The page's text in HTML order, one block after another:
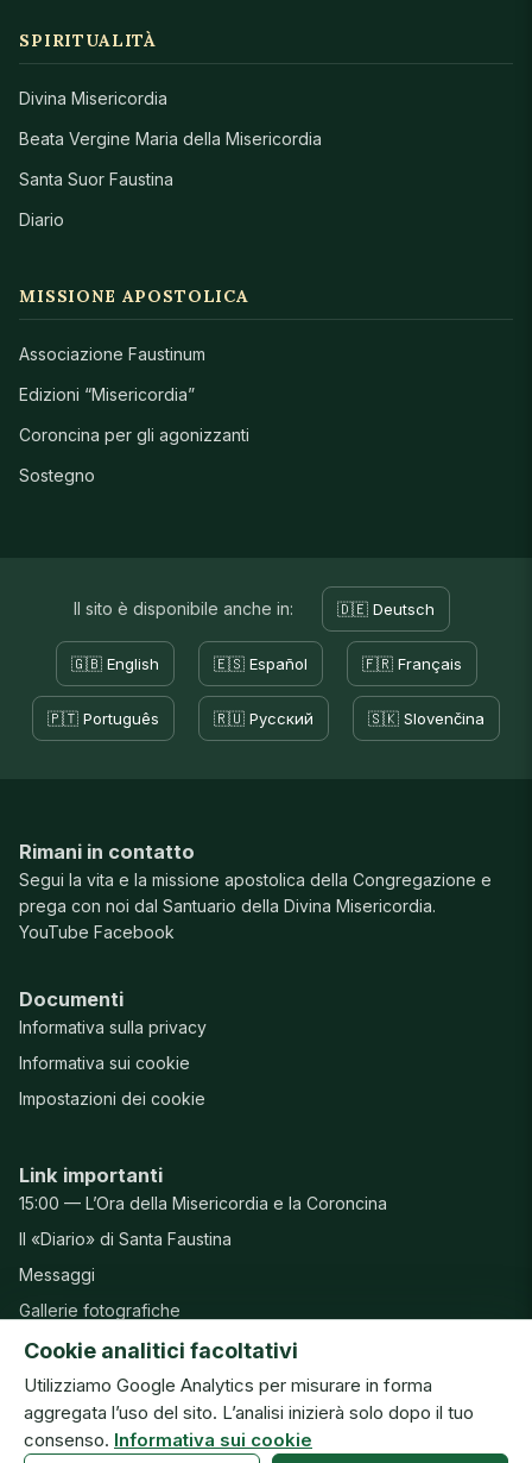
SPIRITUALITÀ
Divina Misericordia
Beata Vergine Maria della Misericordia
Santa Suor Faustina
Diario
MISSIONE APOSTOLICA
Associazione Faustinum
Edizioni “Misericordia”
Coroncina per gli agonizzanti
Sostegno
Il sito è disponibile anche in: 🇩🇪 Deutsch
🇬🇧 English 🇪🇸 Español 🇫🇷 Français
🇵🇹 Português 🇷🇺 Русский 🇸🇰 Slovenčina
Rimani in contatto
Segui la vita e la missione apostolica della Congregazione e
prega con noi dal Santuario della Divina Misericordia.
YouTube Facebook
Documenti
Informativa sulla privacy
Informativa sui cookie
Impostazioni dei cookie
Link importanti
15:00 — L’Ora della Misericordia e la Coroncina
Il «Diario» di Santa Faustina
Messaggi
Gallerie fotografiche
Preghiere
© Congregazione delle Suore della Beata Vergine Maria della
Cookie analitici facoltativi
Utilizziamo Google Analytics per misurare in forma
aggregata l’uso del sito. L’analisi inizierà solo dopo il tuo
consenso. Informativa sui cookie